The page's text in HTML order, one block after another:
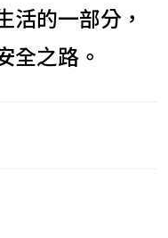
活的一部分，
全之路。